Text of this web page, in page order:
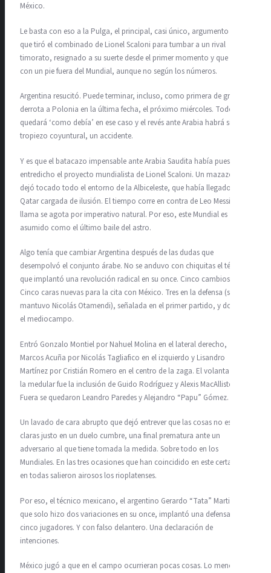
México.
Le basta con eso a la Pulga, el principal, casi único, argumento del
que tiró el combinado de Lionel Scaloni para tumbar a un rival
timorato, resignado a su suerte desde el primer momento y que queda
con un pie fuera del Mundial, aunque no según los números.
Argentina resucitó. Puede terminar, incluso, como primera de grupo si
derrota a Polonia en la última fecha, el próximo miércoles. Todo
quedará ‘como debía’ en ese caso y el revés ante Arabia habrá sido un
tropiezo coyuntural, un accidente.
Y es que el batacazo impensable ante Arabia Saudita había puesto en
entredicho el proyecto mundialista de Lionel Scaloni. Un mazazo que
dejó tocado todo el entorno de la Albiceleste, que había llegado a
Qatar cargada de ilusión. El tiempo corre en contra de Leo Messi y su
llama se agota por imperativo natural. Por eso, este Mundial es
asumido como el último baile del astro.
Algo tenía que cambiar Argentina después de las dudas que
desempolvó el conjunto árabe. No se anduvo con chiquitas el técnico
que implantó una revolución radical en su once. Cinco cambios.
Cinco caras nuevas para la cita con México. Tres en la defensa (solo se
mantuvo Nicolás Otamendi), señalada en el primer partido, y dos en
el mediocampo.
Entró Gonzalo Montiel por Nahuel Molina en el lateral derecho,
Marcos Acuña por Nicolás Tagliafico en el izquierdo y Lisandro
Martínez por Cristián Romero en el centro de la zaga. El volantazo en
la medular fue la inclusión de Guido Rodríguez y Alexis MacAllister.
Fuera se quedaron Leandro Paredes y Alejandro “Papu” Gómez.
Un lavado de cara abrupto que dejó entrever que las cosas no estaban
claras justo en un duelo cumbre, una final prematura ante un
adversario al que tiene tomada la medida. Sobre todo en los
Mundiales. En las tres ocasiones que han coincidido en este certamen,
en todas salieron airosos los rioplatenses.
Por eso, el técnico mexicano, el argentino Gerardo “Tata” Martino,
que solo hizo dos variaciones en su once, implantó una defensa de
cinco jugadores. Y con falso delantero. Una declaración de
intenciones.
México jugó a que en el campo ocurrieran pocas cosas. Lo menos